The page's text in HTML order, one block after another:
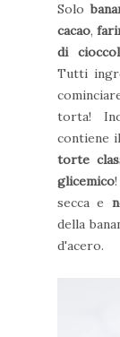
Solo
cacao,
di
Tutti
torta!
contiene il
torte
glicemico
secca e
della
d'acero.